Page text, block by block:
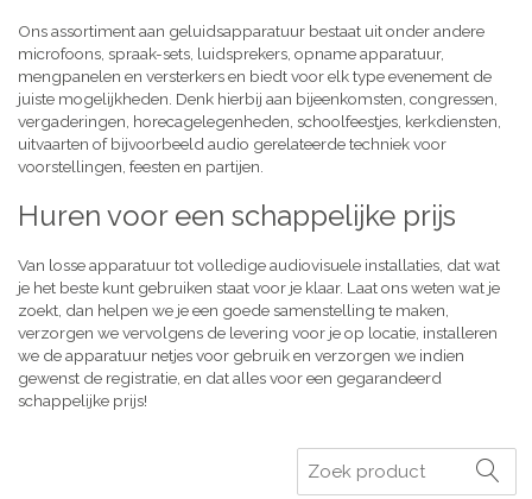
Ons assortiment aan geluidsapparatuur bestaat uit onder andere
microfoons, spraak-sets, luidsprekers, opname apparatuur,
mengpanelen en versterkers en biedt voor elk type evenement de
juiste mogelijkheden. Denk hierbij aan bijeenkomsten, congressen,
vergaderingen, horecagelegenheden, schoolfeestjes, kerkdiensten,
uitvaarten of bijvoorbeeld audio gerelateerde techniek voor
voorstellingen, feesten en partijen.
Huren voor een schappelijke prijs
Van losse apparatuur tot volledige audiovisuele installaties, dat wat
je het beste kunt gebruiken staat voor je klaar. Laat ons weten wat je
zoekt, dan helpen we je een goede samenstelling te maken,
verzorgen we vervolgens de levering voor je op locatie, installeren
we de apparatuur netjes voor gebruik en verzorgen we indien
gewenst de registratie, en dat alles voor een gegarandeerd
schappelijke prijs!
Zoeken